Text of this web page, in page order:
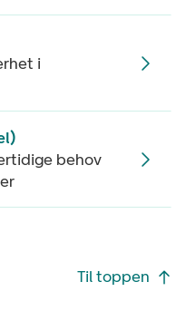
i
behov
Til toppen